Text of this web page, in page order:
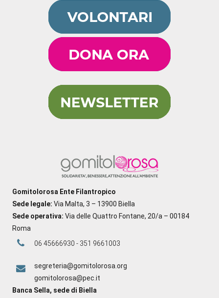
Gomitolorosa Ente Filantropico
Sede legale: Via Malta, 3 – 13900 Biella
Sede operativa: Via delle Quattro Fontane, 20/a – 00184
Roma
06 45666930 - 351 9661003
segreteria@gomitolorosa.org
gomitolorosa@pec.it
Banca Sella, sede di Biella